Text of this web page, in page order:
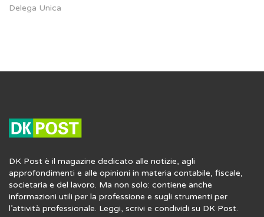
Delega Unica
DK Post è il magazine dedicato alle notizie, agli
approfondimenti e alle opinioni in materia contabile, fiscale,
societaria e del lavoro. Ma non solo: contiene anche
informazioni utili per la professione e sugli strumenti per
l’attività professionale. Leggi, scrivi e condividi su DK Post.